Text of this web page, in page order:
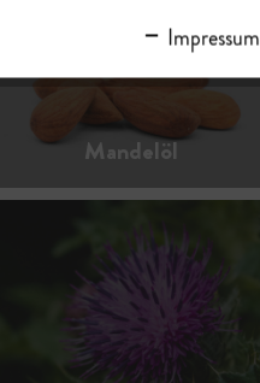
Mandelöl
Impressum